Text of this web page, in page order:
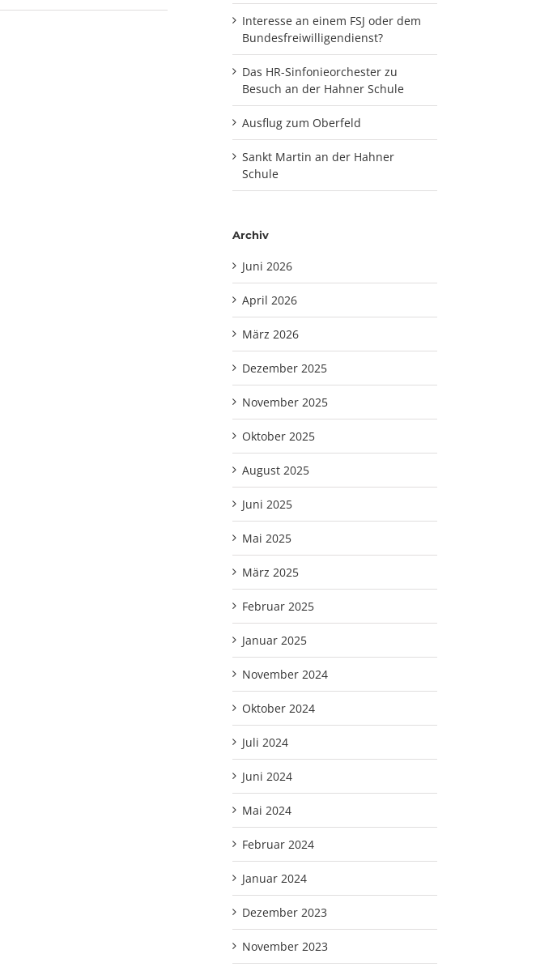
Interesse an einem FSJ oder dem
Bundesfreiwilligendienst?
Das HR-Sinfonieorchester zu
Besuch an der Hahner Schule
Ausflug zum Oberfeld
Sankt Martin an der Hahner
Schule
Archiv
Juni 2026
April 2026
März 2026
Dezember 2025
November 2025
Oktober 2025
August 2025
Juni 2025
Mai 2025
März 2025
Februar 2025
Januar 2025
November 2024
Oktober 2024
Juli 2024
Juni 2024
Mai 2024
Februar 2024
Januar 2024
Dezember 2023
November 2023